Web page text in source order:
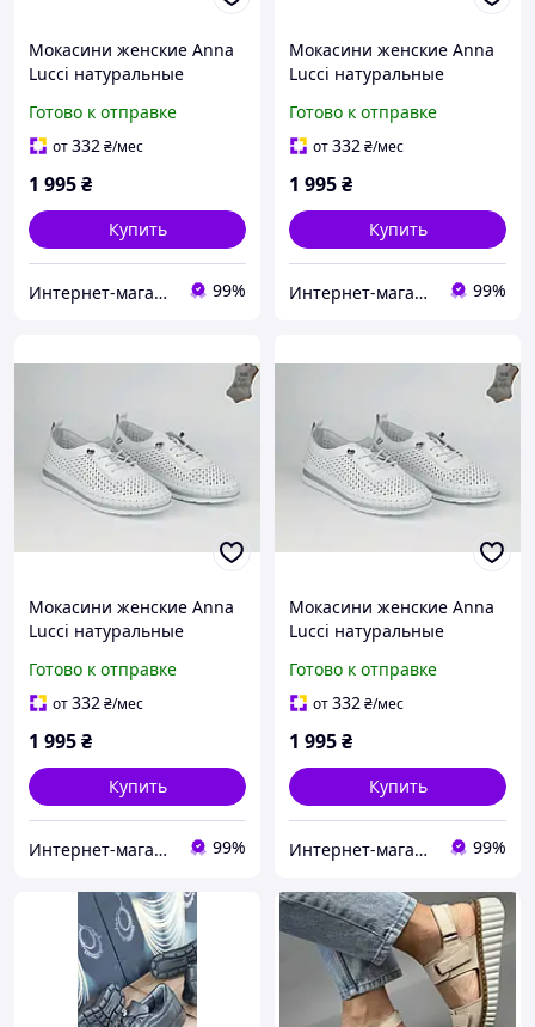
Мокасини женские Anna
Lucci натуральные
перфорацией 38 (24,0 см)
Готово к отправке
от332₴/мес
1 995₴
Купить
Интернет-магазин обуви "shoescomfort" 99%
Мокасини женские Anna
Lucci натуральные
перфорацией 36 (23,0 см)
Готово к отправке
от332₴/мес
1 995₴
Купить
Интернет-магазин обуви "shoescomfort" 99%
Мокасини женские Anna
Lucci натуральные
перфорацией 37 (23,5 см)
Готово к отправке
от332₴/мес
1 995₴
Купить
Интернет-магазин обуви "shoescomfort" 99%
Мокасини женские Anna
Lucci натуральные
перфорацией 39 (24,5 см)
Готово к отправке
от332₴/мес
1 995₴
Купить
Интернет-магазин обуви "shoescomfort" 99%